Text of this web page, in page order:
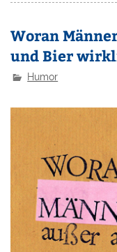
Woran
und Bier
Humor